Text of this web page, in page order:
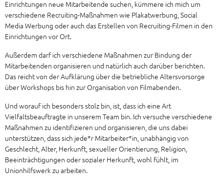
Einrichtungen neue Mitarbeitende suchen, kümmere ich mich um
verschiedene Recruiting-Maßnahmen wie Plakatwerbung, Social
Media Werbung oder auch das Erstellen von Recruiting-Filmen in den
Einrichtungen vor Ort.
Außerdem darf ich verschiedene Maßnahmen zur Bindung der
Mitarbeitenden organisieren und natürlich auch darüber berichten.
Das reicht von der Aufklärung über die betriebliche Altersvorsorge
über Workshops bis hin zur Organisation von Filmabenden.
Und worauf ich besonders stolz bin, ist, dass ich eine Art
Vielfaltsbeauftragte in unserem Team bin. Ich versuche verschiedene
Maßnahmen zu identifizieren und organisieren, die uns dabei
unterstützen, dass sich jede*r Mitarbeiter*in, unabhängig von
Geschlecht, Alter, Herkunft, sexueller Orientierung, Religion,
Beeinträchtigungen oder sozialer Herkunft, wohl fühlt, im
Unionhilfswerk zu arbeiten.